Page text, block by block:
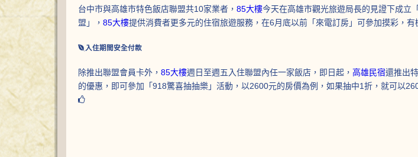
台中市與高雄市特色飯店聯盟共10家業者， 85大樓今天在高雄市觀光旅遊局長的見證下成立
盟」， 85大樓提供消費者更多元的住宿旅遊服務，在6月底以前「來電訂房」可參加摸彩，有
入住期間安全付款
除推出聯盟會員卡外， 85大樓週日至週五入住聯盟內任一家飯店，即日起， 高雄民宿還推出
的優惠，即可參加「918驚喜抽抽樂」活動，以2600元的房價為例，如果抽中1折，就可以